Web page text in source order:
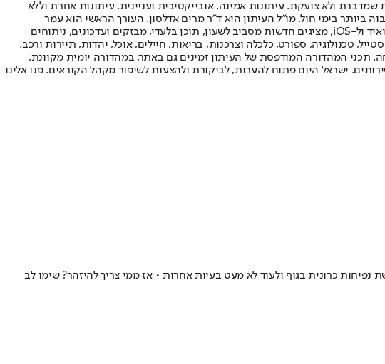
ולא צועקת. עיתונות אמינה, אובייקטיבית ועניינית. עיתונות אחרת וללא
הישראלי בעל שיעור החשיפה הגבוה ביותר בימי חול. מו"ל העיתון היא ד"ר מרים אדלסון. העורך הראשי הוא עמר
לחמנוביץ, והעורך המייסד הוא עמוס רגב. אתרי האינטרנט של "ישראל היום" בעברית ובאנגלית, כמו כן היישומונים (אפליקציות) לאנדרואיד ול-iOS, מציגים חדשות מסביב לשעון, תוכן בלעדי, מבזקים ועדכונים, ניתוחים
טכנולוגיה, ספורט, כלכלה וצרכנות, בריאות, חיילים, אוכל, יהדות, תיירות ורכב.
תכני המהדורה המודפסת של העיתון זמינים גם באתר, במהדורה יומית מקוונת,
ישראל היום פתוח להערות, לביקורת ולהצעות לשיפור מקהל הקוראים. פנו אלינו
כרונית בגוף ולעוד לא מעט בעיות אחרות • אז ממי צריך להיזהר? שימו לב